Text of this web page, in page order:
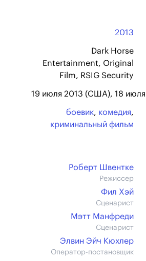
2013
Dark Horse
Entertainment, Original
Film, RSIG Security
19 июля 2013 (США), 18 июля
боевик, комедия,
криминальный фильм
Роберт Швентке
Режиссер
Фил Хэй
Сценарист
Мэтт Манфреди
Сценарист
Элвин Эйч Кюхлер
Оператор-постановщик